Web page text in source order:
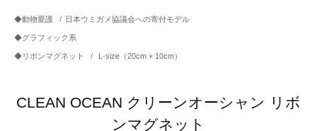
◆動物愛護 / 日本ウミガメ協議会への寄付モデル
◆グラフィック系
◆リボンマグネット / L-size（20cm × 10cm）
CLEAN OCEAN クリーンオーシャン リボ
ンマグネット